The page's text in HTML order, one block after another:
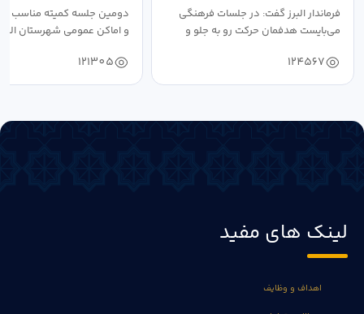
فرماندار البرز گفت: در جلسات فرهنگی
می‌بایست هدفمان حرکت رو به جلو و
124567
دومین جلسه کمیته مناسب
و اماکن عمومی شهرستان
121305
لینک های مفید
اهداف و وظایف